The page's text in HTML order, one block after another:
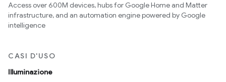
Access over 600M devices, hubs for Google Home and Matter
infrastructure, and an automation engine powered by Google
intelligence
CASI D'USO
Illuminazione